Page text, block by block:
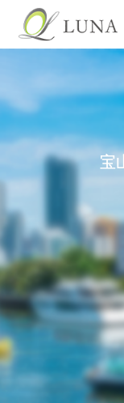
宝
店舗を探す 宝